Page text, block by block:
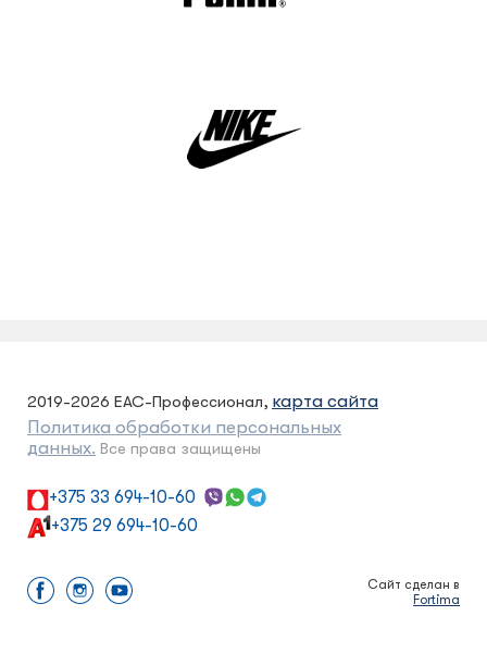
2019-2026 ЕАС-Профессионал, карта сайта
Политика обработки персональных
данных. Все права защищены
+375 33 694-10-60
+375 29 694-10-60
Сайт сделан в
Fortima